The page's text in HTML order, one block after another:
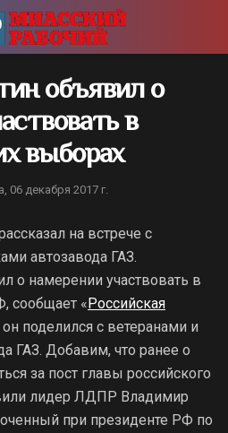
объявил о
в
выборах
06 декабря 2017 г.
на встрече с
автозавода ГАЗ.
о намерении участвовать в
сообщает «Российская
поделился с ветеранами и
ГАЗ. Добавим, что ранее о
за пост главы российского
лидер ЛДПР Владимир
при президенте РФ по